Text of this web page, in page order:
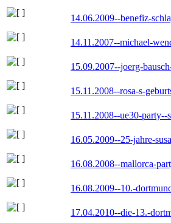
14.06.2009--benefiz-
14.11.2007--michael-
15.09.2007--joerg-
15.11.2008--rosa-s-
15.11.2008--ue30-party--
16.05.2009--25-jahre-
16.08.2008--mallorca-
16.08.2009--10.-
17.04.2010--die-13.-